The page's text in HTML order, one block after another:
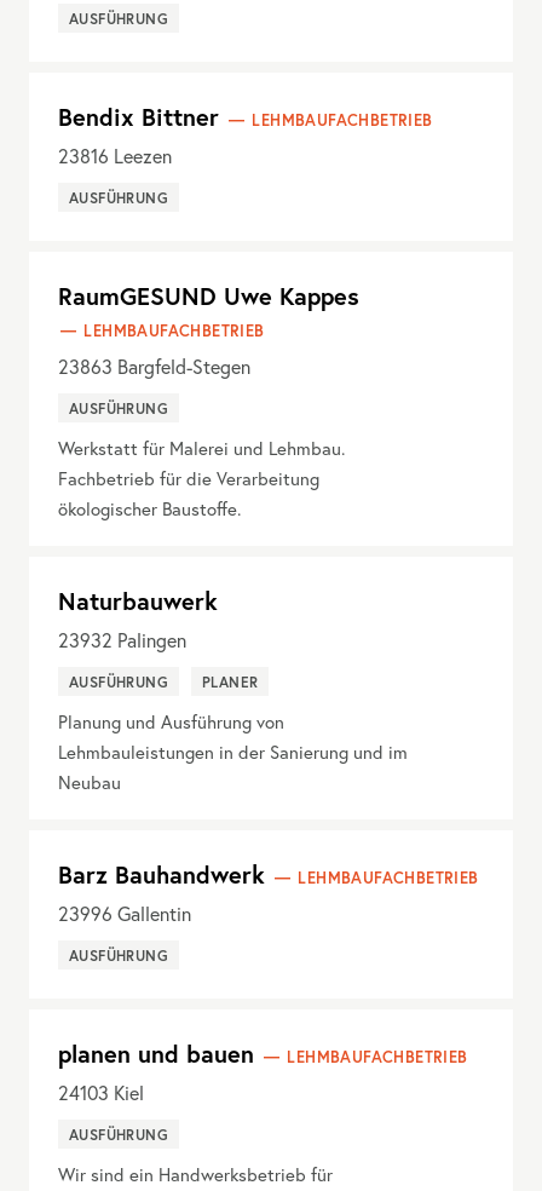
AUSFÜHRUNG
Bendix Bittner LEHMBAUFACHBETRIEB
23816 Leezen
AUSFÜHRUNG
RaumGESUND Uwe Kappes
LEHMBAUFACHBETRIEB
23863 Bargfeld-Stegen
AUSFÜHRUNG
Werkstatt für Malerei und Lehmbau.
Fachbetrieb für die Verarbeitung
ökologischer Baustoffe.
Naturbauwerk
23932 Palingen
AUSFÜHRUNG PLANER
Planung und Ausführung von
Lehmbauleistungen in der Sanierung und im
Neubau
Barz Bauhandwerk LEHMBAUFACHBETRIEB
23996 Gallentin
AUSFÜHRUNG
planen und bauen LEHMBAUFACHBETRIEB
24103 Kiel
AUSFÜHRUNG
Wir sind ein Handwerksbetrieb für